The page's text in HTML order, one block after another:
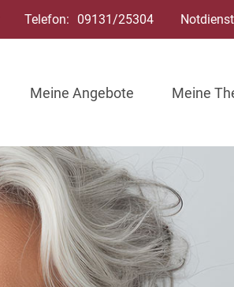
Telefon: 09131/25304 Notdienst
Meine Angebote Meine